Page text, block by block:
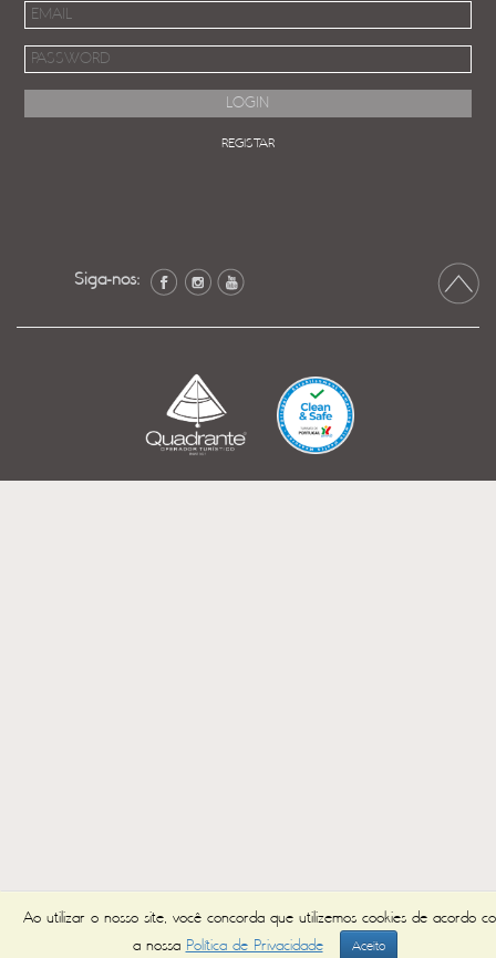
REGISTAR
Siga-nos:
Ao utilizar o nosso site, você concorda que utilizemos cookies de acordo
a nossa Política de Privacidade Aceito